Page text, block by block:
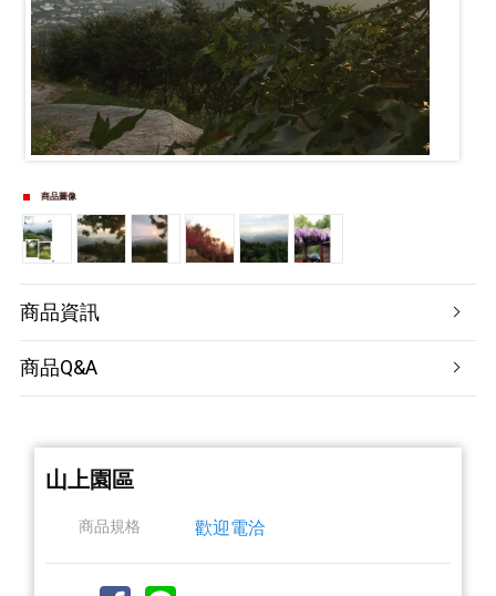
商品圖像
商品資訊
商品Q&A
山上園區
商品規格 歡迎電洽